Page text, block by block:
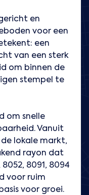
en
voor een
een
van een sterk
om binnen de
stempel te
om snelle
Vanuit
lokale markt,
rayon dat
8091, 8094
voor ruim
voor groei.